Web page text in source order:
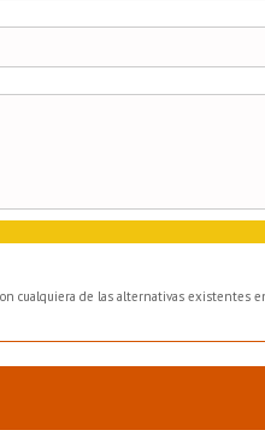
cualquiera de las alternativas existentes